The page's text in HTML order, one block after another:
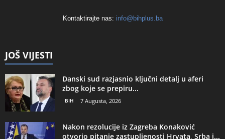
Kontaktirajte nas: info@bihplus.ba
JOŠ VIJESTI
Danski sud razjasnio ključni detalj u aferi
zbog koje se prepiru...
BIH 7 Augusta, 2026
Nakon rezolucije iz Zagreba Konaković
otvorio pitanje zastupljenosti Hrvata, Srba i...